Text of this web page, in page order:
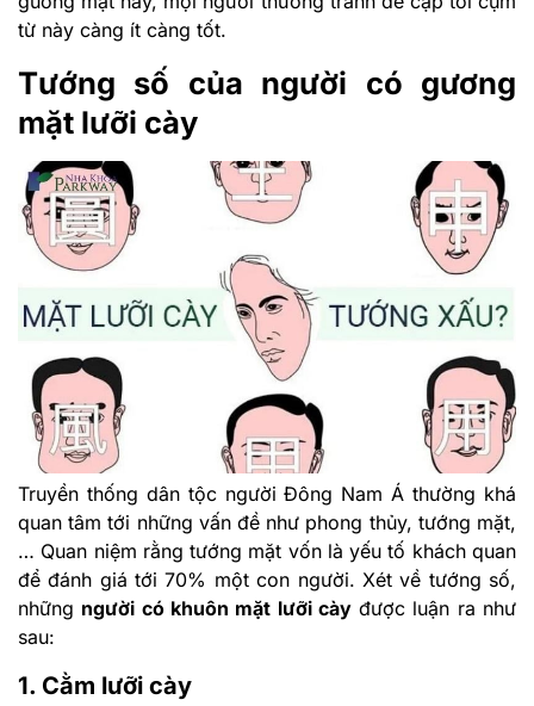
từ này càng ít càng tốt.
Tướng số của người có gương
mặt lưỡi cày
Truyền thống dân tộc người Đông Nam Á thường khá
quan tâm tới những vấn đề như phong thủy, tướng mặt,
… Quan niệm rằng tướng mặt vốn là yếu tố khách quan
để đánh giá tới 70% một con người. Xét về tướng số,
những người có khuôn mặt lưỡi càyđược luận ra như
sau:
1. Cằm lưỡi cày